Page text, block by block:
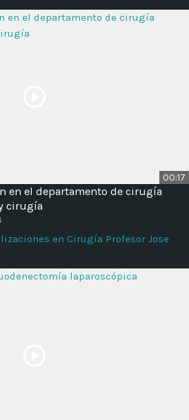
00:17
en el departamento de cirugía
cirugía
en Cirugía Profesor Jose